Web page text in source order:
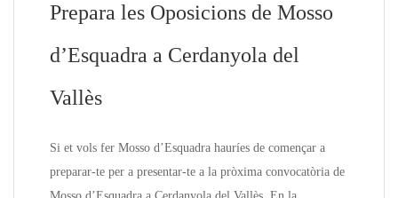
Prepara les Oposicions de Mosso
d’Esquadra a Cerdanyola del
Vallès
Si et vols fer Mosso d’Esquadra hauríes de començar a
preparar-te per a presentar-te a la pròxima convocatòria de